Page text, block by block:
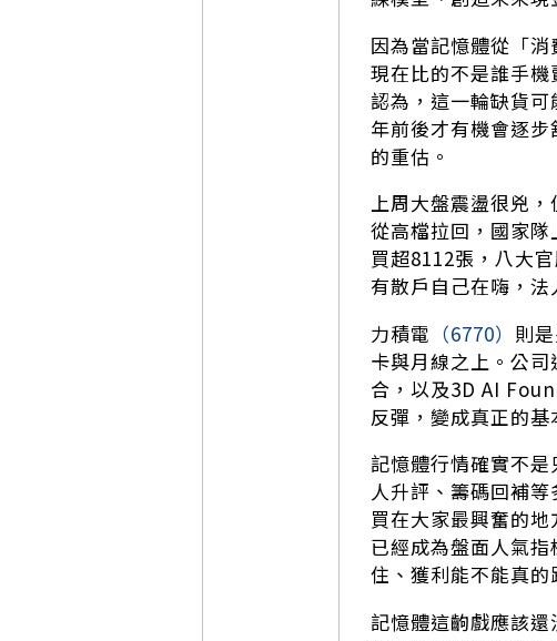
因為當記憶體從「
現在比的不是誰手
認為，這一輪缺貨
年前後才有機會逐
的重估。
上周大盤震盪很兇
從高檔拉回，國家
買超8112張，八大
有散戶自己在嗨，法
力積電 （6770） 則
卡與月線之上。公
合，以及3D AI
反彈，變成真正的基
記憶體行情確實不
人升評、籌碼回補
買在大家最興奮的
已經成為盤面人氣
住、獲利能不能真的
記憶體這齣戲應該